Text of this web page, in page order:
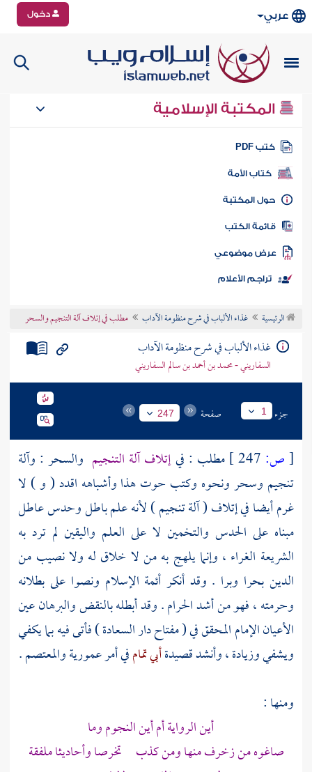
عربي دخول
المكتبة الإسلامية
كتب PDF
كتاب الأمة
المكتبة
الكتب
موضوعي
تراجم الأعلام
الرئيسية غذاء الألباب في شرح منظومة الآداب مطلب في إتلاف آلة التنجيم والسحر
غذاء الألباب في شرح منظومة الآداب
السفاريني - محمد بن أحمد بن سالم السفاريني
جزء 1 صفحة 247
[ص: مطلب : فيإتلاف آلة التنجيم والسحر : وآلة
تنجيم وسحر ونحوه وكتب حوت هذا وأشباهه اقدد ( و ) لا
غرم أيضا في إتلاف ( آلة تنجيم ) لأنه علم باطل وحدس عاطل
مبناه على الحدس والتخمين لا على العلم واليقين لم ترد به
الشريعة الغراء ، وإنما يلهج به من لا خلاق له ولا نصيب من
الدين بحرا وبرا . وقد أنكر أئمة الإسلام ونصوا على بطلانه
وحرمته ، فهو من أشد الحرام . وقد أبطله بالنقض والبرهان عين
الأعيان الإمام المحقق في ( مفتاح دار السعادة ) فأتى فيه بما يكفي
ويشفي وزيادة ، وأنشد قصيدةأبي تمامفي أمرعموريةوالمعتصم.
ومنها :
أين الرواية أم أين النجوم وما
صاغوه من زخرف منها ومن كذب تخرصا وأحاديثا ملفقة